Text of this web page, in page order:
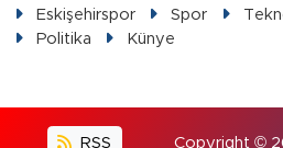
Eskişehirspor
Spor
Politika
Künye
RSS Copyright ©